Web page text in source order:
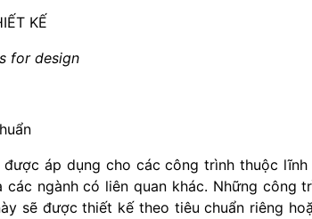
KẾ
for design
áp dụng cho các công trình thuộc
ngành có liên quan khác. Những công
sẽ được thiết kế theo tiêu chuẩn riêng